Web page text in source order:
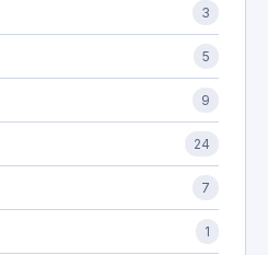
3
5
9
24
7
1